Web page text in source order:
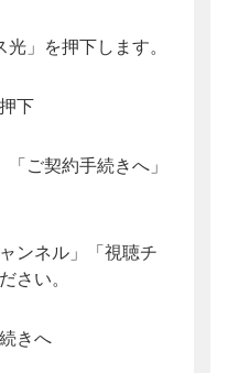
光」を押下します。
「ご契約手続きへ」
ンネル」「視聴チ
さい。